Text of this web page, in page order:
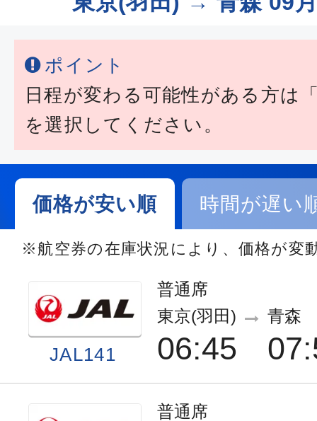
ポイント
日程が変わる可能性がある方は
を選択してください。
価格が安い順 時間が遅い
※航空券の在庫状況により、価格が変
JAL141
普通席
東京(羽田)
06:45
青森
普通席